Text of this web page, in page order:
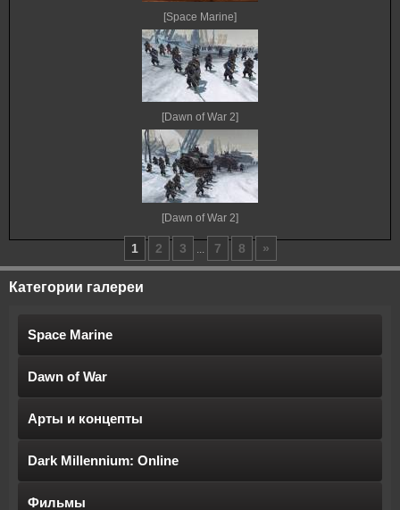
[Space Marine]
[Dawn of War 2]
[Dawn of War 2]
1 2 3 ... 7 8 »
Категории галереи
Space Marine
Dawn of War
Арты и концепты
Dark Millennium: Online
Фильмы